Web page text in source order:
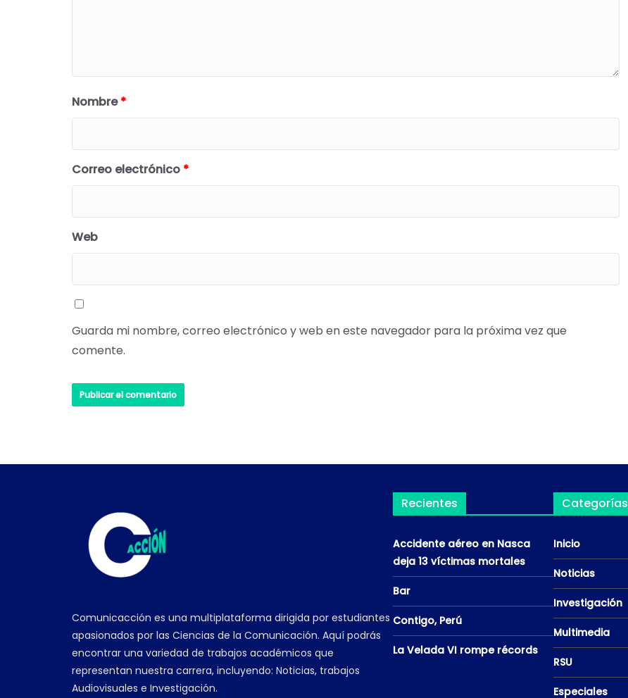
Nombre*
Correo electrónico *
Web
Guarda mi nombre, correo electrónico y web en este navegador para la próxima vez que
comente.
Comunicacción es una multiplataforma dirigida por estudiantes
apasionados por las Ciencias de la Comunicación. Aquí podrás
encontrar una variedad de trabajos académicos que
representan nuestra carrera, incluyendo: Noticias, trabajos
Audiovisuales e Investigación.
Recientes
Accidente aéreo en Nasca
deja 13 víctimas mortales
Bar
Contigo, Perú
La Velada VI rompe récords
Categorías
Inicio
Noticias
Investigación
Multimedia
RSU
Especiales